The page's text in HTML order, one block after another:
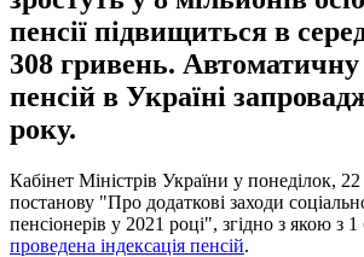
пенсії підвищиться в
308 гривень. Автоматичну
пенсій в Україні
року.
Кабінет Міністрів України у понеділок,
постанову "Про додаткові заходи
пенсіонерів у 2021 році", згідно з якою з 1
проведена індексація пенсій.